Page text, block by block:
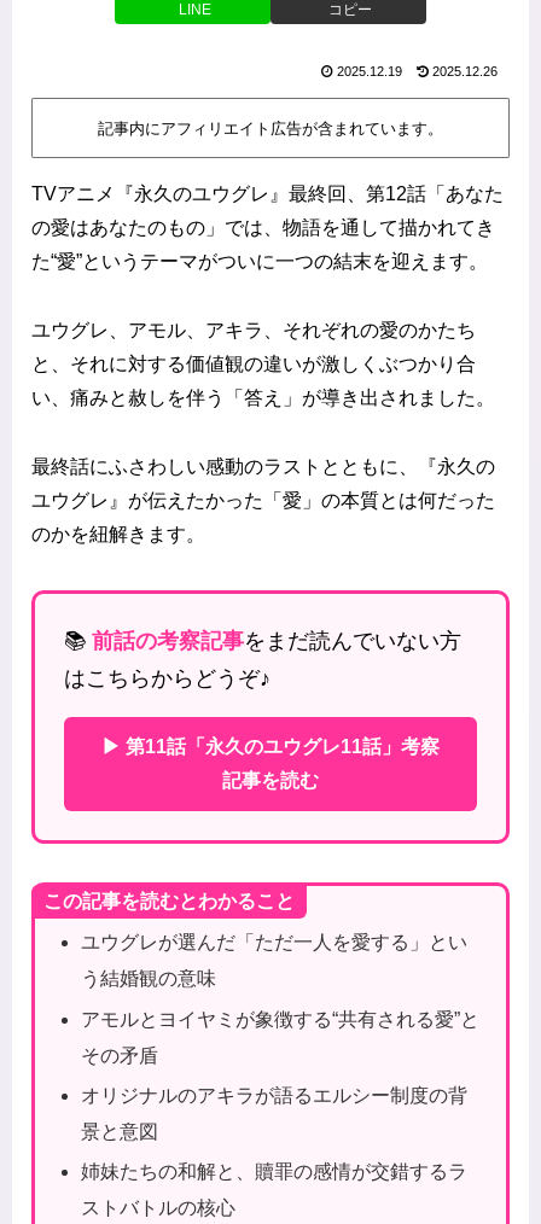
LINE コピー
2025.12.19 2025.12.26
記事内にアフィリエイト広告が含まれています。
TVアニメ『永久のユウグレ』最終回、第12話「あなた
の愛はあなたのもの」では、物語を通して描かれてき
た“愛”というテーマがついに一つの結末を迎えます。
ユウグレ、アモル、アキラ、それぞれの愛のかたち
と、それに対する価値観の違いが激しくぶつかり合
い、痛みと赦しを伴う「答え」が導き出されました。
最終話にふさわしい感動のラストとともに、『永久の
ユウグレ』が伝えたかった「愛」の本質とは何だった
のかを紐解きます。
📚 前話の考察記事をまだ読んでいない方
はこちらからどうぞ♪
▶ 第11話「永久のユウグレ11話」考察
記事を読む
この記事を読むとわかること
ユウグレが選んだ「ただ一人を愛する」とい
う結婚観の意味
アモルとヨイヤミが象徴する“共有される愛”と
その矛盾
オリジナルのアキラが語るエルシー制度の背
景と意図
姉妹たちの和解と、贖罪の感情が交錯するラ
ストバトルの核心